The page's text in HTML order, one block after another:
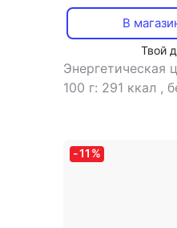
В
Твой
Энергетическая
100 г: 291 ккал ,
-11 %